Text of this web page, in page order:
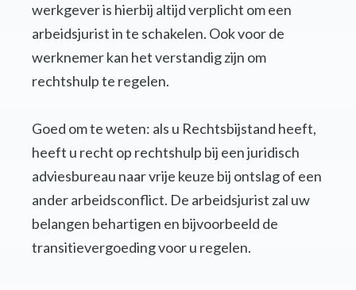
werkgever is hierbij altijd verplicht om een
arbeidsjurist in te schakelen. Ook voor de
werknemer kan het verstandig zijn om
rechtshulp te regelen.
Goed om te weten: als u Rechtsbijstand heeft,
heeft u recht op rechtshulp bij een juridisch
adviesbureau naar vrije keuze bij ontslag of een
ander arbeidsconflict. De arbeidsjurist zal uw
belangen behartigen en bijvoorbeeld de
transitievergoeding voor u regelen.